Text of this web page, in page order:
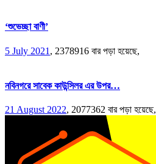
‘শুভেচ্ছা বাণী’
5 July 2021 , 2378916 বার পড়া হয়েছে,
নবিনগরে সাবেক কাউন্সিলর এর উপর…
21 August 2022, 2077362 বার পড়া হয়েছে,